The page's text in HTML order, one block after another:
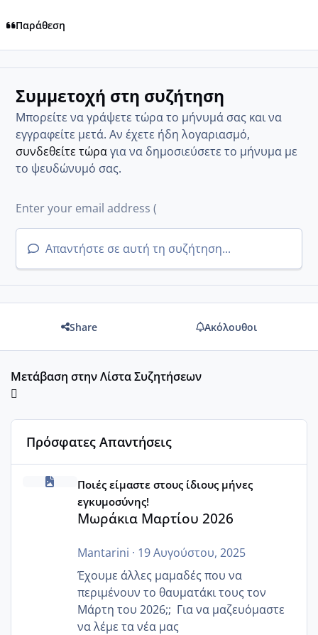
Παράθεση
Συμμετοχή στη συζήτηση
Μπορείτε να γράψετε τώρα το μήνυμά σας και να
εγγραφείτε μετά. Αν έχετε ήδη λογαριασμό,
συνδεθείτε τώραγια να δημοσιεύσετε το μήνυμα με
το ψευδώνυμό σας.
Απαντήστε σε αυτή τη συζήτηση...
Share Ακόλουθοι
Μετάβαση στην Λίστα Συζητήσεων
Πρόσφατες Απαντήσεις
Μωράκια Μαρτίου 2026
Ποιές είμαστε στους ίδιους μήνες
εγκυμοσύνης!
Μωράκια Μαρτίου 2026
Mantarini · 19 Αυγούστου, 2025
Έχουμε άλλες μαμαδές που να
περιμένουν το θαυματάκι τους τον
Μάρτη του 2026;; Για να μαζευόμαστε
να λέμε τα νέα μας